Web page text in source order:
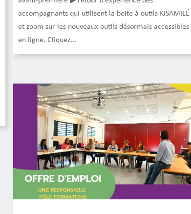
accompagnants qui utilisent la boite à outils KISAMILÉ
et zoom sur les nouveaux outils désormais accessibles
en ligne. Cliquez...